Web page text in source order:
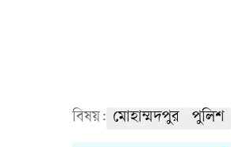
বিষয়: মোহাম্মদপুর পুলিশ